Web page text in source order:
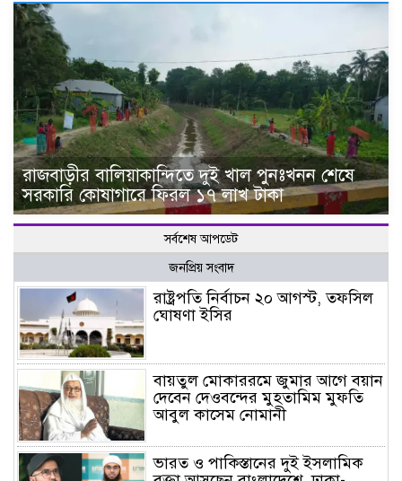
রাজবাড়ীর বালিয়াকান্দিতে দুই খাল পুনঃখনন শেষে
সরকারি কোষাগারে ফিরল ১৭ লাখ টাকা
সর্বশেষ আপডেট
জনপ্রিয় সংবাদ
রাষ্ট্রপতি নির্বাচন ২০ আগস্ট, তফসিল
ঘোষণা ইসির
বায়তুল মোকাররমে জুমার আগে বয়ান
দেবেন দেওবন্দের মুহতামিম মুফতি
আবুল কাসেম নোমানী
ভারত ও পাকিস্তানের দুই ইসলামিক